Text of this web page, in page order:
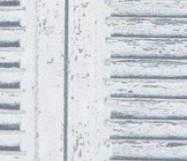
и молдинги +
И ПЛИНТУСЫ